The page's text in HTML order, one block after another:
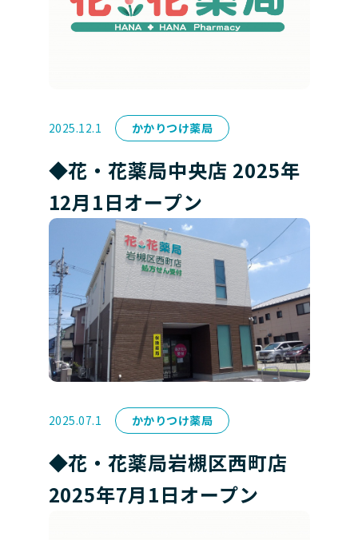
2025.12.1 かかりつけ薬局
◆花・花薬局中央店 2025年
12月1日オープン
2025.07.1 かかりつけ薬局
◆花・花薬局岩槻区西町店
2025年7月1日オープン